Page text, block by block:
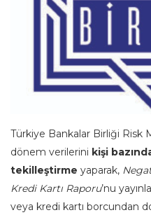
Türkiye Bankalar Birliği Risk
dönem verilerini kişi
tekilleştirme yaparak,
Kredi Kartı Raporu’nu
veya kredi kartı borcundan